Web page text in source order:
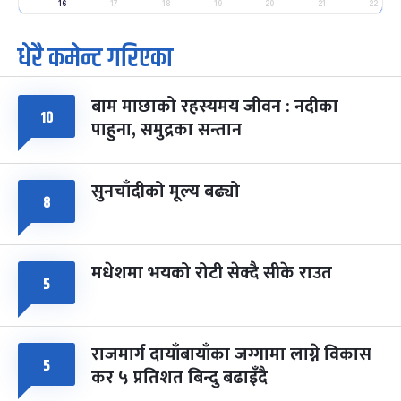
मंगल फाल्गुन २५, २०८३
७
आइत
पूर्णिमा व्रत
चैत्र ७, २०८३-Mar 21, 2027
८ फागुपूर्णिमा
चैत्र ८, २०८३- Mar 22, 2027
७ महिना बाँकी
16 17 18 19 20 21 22
धेरै कमेन्ट गरिएका
१० बाम माछाको रहस्यमय जीवन : नदीका
पाहुना, समुद्रका सन्तान
८ सुनचाँदीको मूल्य बढ्यो
५ मधेशमा भयको रोटी सेक्दै सीके राउत
५ राजमार्ग दायाँबायाँका जग्गामा लाग्ने विकास
कर ५ प्रतिशत बिन्दु बढाइँदै